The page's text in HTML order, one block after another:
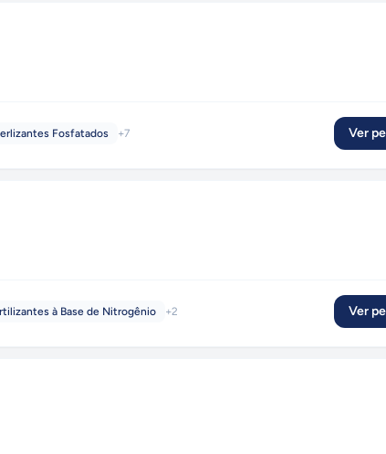
Fosfatados +7 Ver
à Base de Nitrogênio +2 Ver